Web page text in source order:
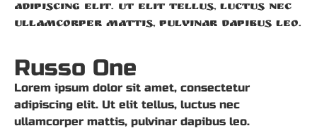
adipiscing elit. Ut elit tellus, luctus nec
ullamcorper mattis, pulvinar dapibus leo.
Russo One
Lorem ipsum dolor sit amet, consectetur
adipiscing elit. Ut elit tellus, luctus nec
ullamcorper mattis, pulvinar dapibus leo.